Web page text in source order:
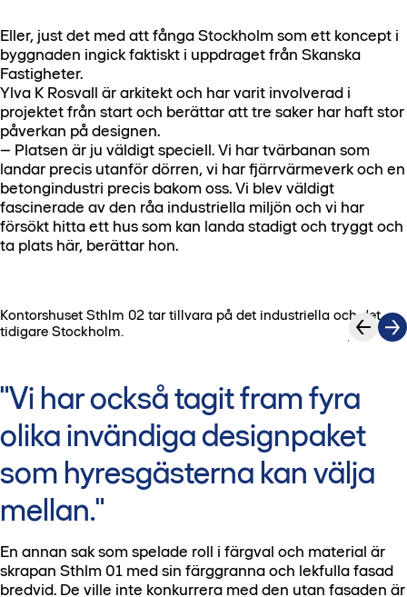
Eller, just det med att fånga Stockholm som ett koncept i
byggnaden ingick faktiskt i uppdraget från Skanska
Fastigheter.
Ylva K Rosvall är arkitekt och har varit involverad i
projektet från start och berättar att tre saker har haft stor
påverkan på designen.
– Platsen är ju väldigt speciell. Vi har tvärbanan som
landar precis utanför dörren, vi har fjärrvärmeverk och en
betongindustri precis bakom oss. Vi blev väldigt
fascinerade av den råa industriella miljön och vi har
försökt hitta ett hus som kan landa stadigt och tryggt och
ta plats här, berättar hon.
Kontorshuset Sthlm 02 tar tillvara på det industriella och det
tidigare Stockholm.
"Vi har också tagit fram fyra
olika invändiga designpaket
som hyresgästerna kan välja
mellan."
En annan sak som spelade roll i färgval och material är
skrapan Sthlm 01 med sin färggranna och lekfulla fasad
bredvid. De ville inte konkurrera med den utan fasaden är